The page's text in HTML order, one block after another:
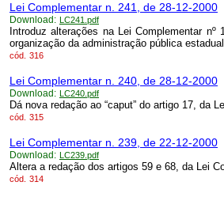
Lei Complementar n. 241, de 28-12-2000
Download: LC241.pdf
Introduz alterações na Lei Complementar
organização da administração pública
cód. 316
Lei Complementar n. 240, de 28-12-2000
Download: LC240.pdf
Dá nova redação ao “caput” do artigo 17, da
cód. 315
Lei Complementar n. 239, de 22-12-2000
Download: LC239.pdf
Altera a redação dos artigos 59 e 68, da Lei
cód. 314